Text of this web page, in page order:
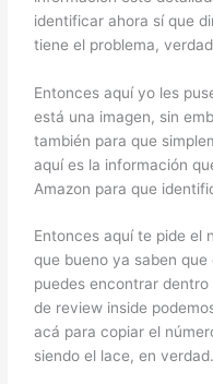
identificar ahora sí que
tiene el problema,
Entonces aquí yo les
está una imagen, sin
también para que
aquí es la información
Amazon para que
Entonces aquí te pide el
que bueno ya saben
puedes encontrar
de review inside
acá para copiar el
siendo el lace, en verdad.